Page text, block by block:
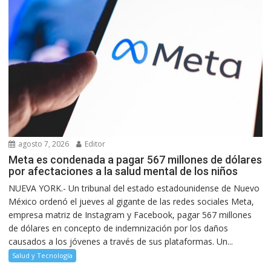
agosto 7, 2026 Editor
Meta es condenada a pagar 567 millones de dólares
por afectaciones a la salud mental de los niños
NUEVA YORK.- Un tribunal del estado estadounidense de Nuevo
México ordenó el jueves al gigante de las redes sociales Meta,
empresa matriz de Instagram y Facebook, pagar 567 millones
de dólares en concepto de indemnización por los daños
causados a los jóvenes a través de sus plataformas. Un...
Salud y Tecnología